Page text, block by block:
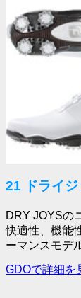
21 ドライ
DRY JOYSの
快適性、機能
ーマンスモデ
GDOで詳細を